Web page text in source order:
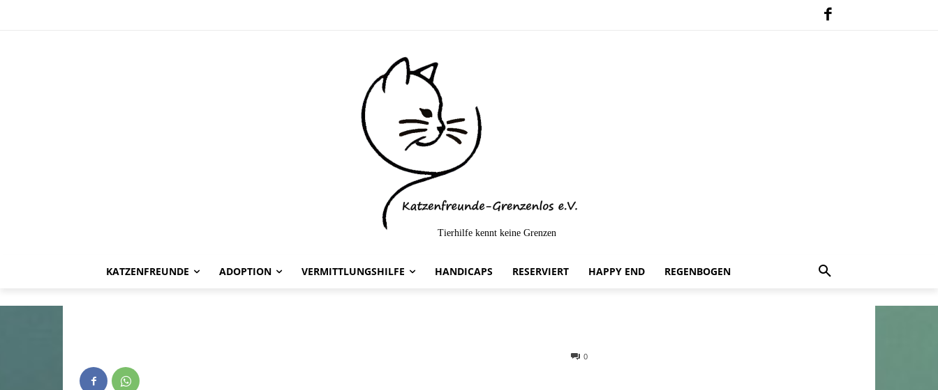
Tierhilfe kennt keine Grenzen
KATZENFREUNDE ADOPTION VERMITTLUNGSHILFE HANDICAPS RESERVIERT HAPPY END REGENBOGEN
Toria -vermittelt-
0